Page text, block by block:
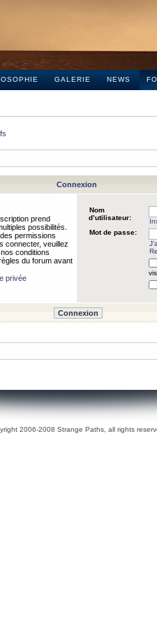
GALERIE NEWS
Connexion
prend
possibilités.
permissions
connecter, veuillez
conditions
du forum avant
privée
Nom
d’utilisateur:
Mot de passe:
2006-2008 Strange Paths, all rights